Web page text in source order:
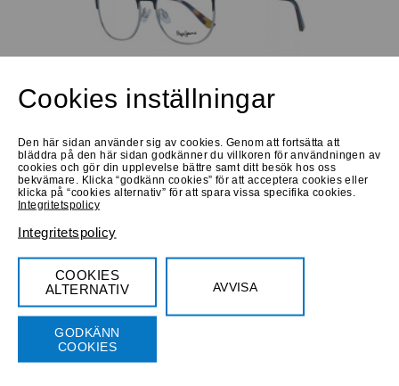
Bifokala
Bulget BG6087 G21
Small
Progressiva
Bifokala
Låna hem
Cookies inställningar
Den här sidan använder sig av cookies. Genom att fortsätta att
bläddra på den här sidan godkänner du villkoren för användningen av
cookies och gör din upplevelse bättre samt ditt besök hos oss
bekvämare. Klicka “godkänn cookies” för att acceptera cookies eller
klicka på “cookies alternativ” för att spara vissa specifika cookies.
Integritetspolicy
Integritetspolicy
COOKIES
ALTERNATIV
AVVISA
GODKÄNN
COOKIES